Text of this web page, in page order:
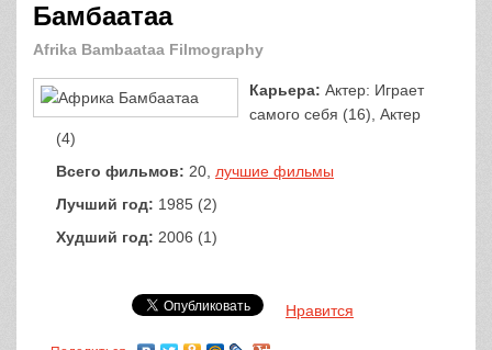
Бамбаатаа
Afrika Bambaataa Filmography
Карьера: Актер: Играет
самого себя (16), Актер
(4)
Всего фильмов: 20, лучшие фильмы
Лучший год: 1985 (2)
Худший год: 2006 (1)
Нравится